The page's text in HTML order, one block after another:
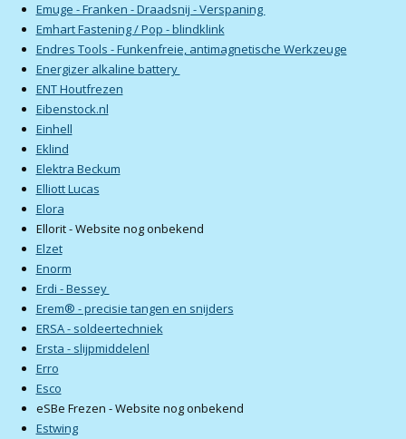
Emuge - Franken - Draadsnij - Verspaning
Emhart Fastening / Pop - blindklink
Endres Tools - Funkenfreie, antimagnetische Werkzeuge
Energizer alkaline battery
ENT Houtfrezen
Eibenstock.nl
Einhell
Eklind
Elektra Beckum
Elliott Lucas
Elora
Ellorit - Website nog onbekend
Elzet
Enorm
Erdi - Bessey
Erem® - precisie tangen en snijders
ERSA - soldeertechniek
Ersta - slijpmiddelenl
Erro
Esco
eSBe Frezen - Website nog onbekend
Estwing